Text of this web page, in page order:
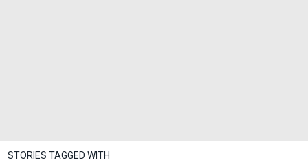
STORIES TAGGED WITH